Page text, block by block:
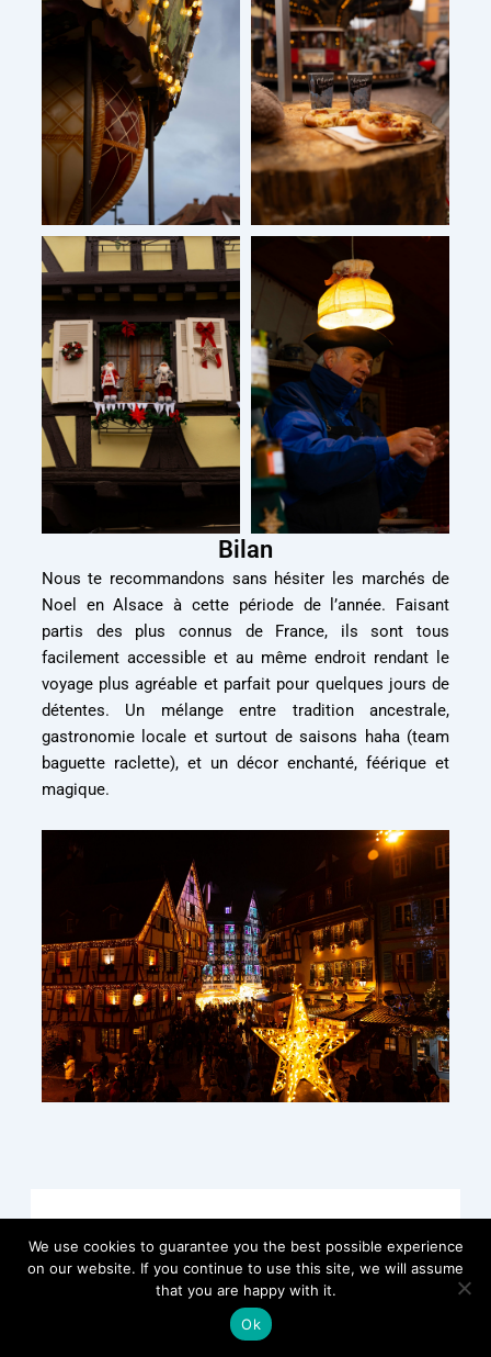
Bilan
Nous te recommandons sans hésiter les marchés de
Noel en Alsace à cette période de l’année. Faisant
partis des plus connus de France, ils sont tous
facilement accessible et au même endroit rendant le
voyage plus agréable et parfait pour quelques jours de
détentes. Un mélange entre tradition ancestrale,
gastronomie locale et surtout de saisons haha (team
baguette raclette), et un décor enchanté, féérique et
magique.
Leave a Comment
Your email address will not be published.
Required fields are marked*
We use cookies to guarantee you the best possible experience
on our website. If you continue to use this site, we will assume
that you are happy with it.
Ok